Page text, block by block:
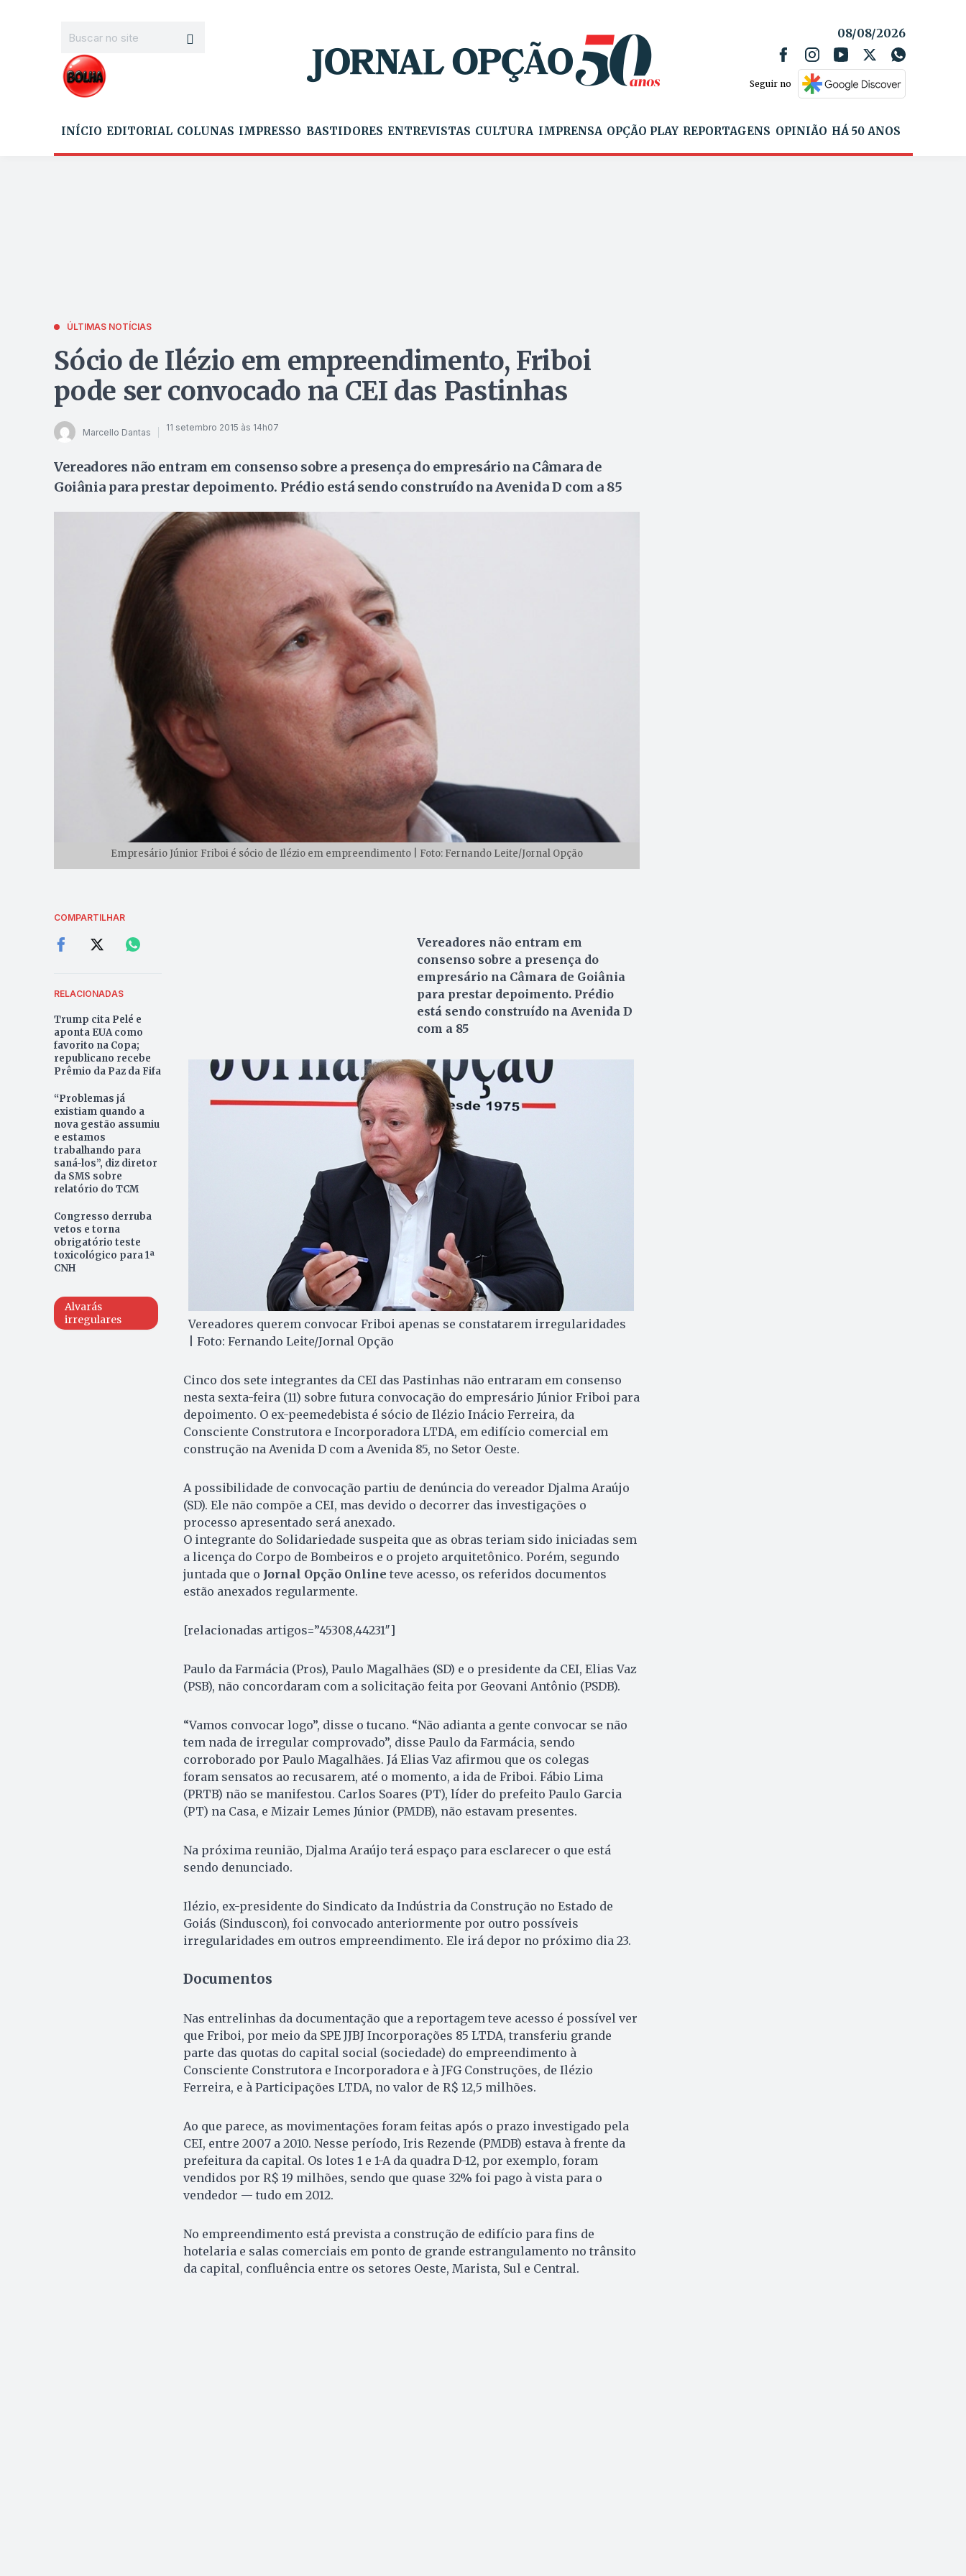
08/08/2026
Seguir no
INÍCIO EDITORIAL COLUNAS IMPRESSO BASTIDORES ENTREVISTAS CULTURA IMPRENSA OPÇÃO PLAY REPORTAGENS OPINIÃO HÁ 50 ANOS
ÚLTIMAS NOTÍCIAS
Sócio de Ilézio em empreendimento, Friboi
pode ser convocado na CEI das Pastinhas
Marcello Dantas 11 setembro 2015 às 14h07
Vereadores não entram em consenso sobre a presença do empresário na Câmara de
Goiânia para prestar depoimento. Prédio está sendo construído na Avenida D com a 85
Empresário Júnior Friboi é sócio de Ilézio em empreendimento | Foto: Fernando Leite/Jornal Opção
COMPARTILHAR
RELACIONADAS
Trump cita Pelé e
aponta EUA como
favorito na Copa;
republicano recebe
Prêmio da Paz da Fifa
“Problemas já
existiam quando a
nova gestão assumiu
e estamos
trabalhando para
saná-los”, diz diretor
da SMS sobre
relatório do TCM
Congresso derruba
vetos e torna
obrigatório teste
toxicológico para 1ª
CNH
Alvarás
irregulares
Vereadores não entram em
consenso sobre a presença do
empresário na Câmara de Goiânia
para prestar depoimento. Prédio
está sendo construído na Avenida D
com a 85
Vereadores querem convocar Friboi apenas se constatarem irregularidades
| Foto: Fernando Leite/Jornal Opção
Cinco dos sete integrantes da CEI das Pastinhas não entraram em consenso
nesta sexta-feira (11) sobre futura convocação do empresário Júnior Friboi para
depoimento. O ex-peemedebista é sócio de Ilézio Inácio Ferreira, da
Consciente Construtora e Incorporadora LTDA, em edifício comercial em
construção na Avenida D com a Avenida 85, no Setor Oeste.
A possibilidade de convocação partiu de denúncia do vereador Djalma Araújo
(SD). Ele não compõe a CEI, mas devido o decorrer das investigações o
processo apresentado será anexado.
O integrante do Solidariedade suspeita que as obras teriam sido iniciadas sem
a licença do Corpo de Bombeiros e o projeto arquitetônico. Porém, segundo
juntada que o Jornal Opção Online teve acesso, os referidos documentos
estão anexados regularmente.
[relacionadas artigos=”45308,44231″]
Paulo da Farmácia (Pros), Paulo Magalhães (SD) e o presidente da CEI, Elias Vaz
(PSB), não concordaram com a solicitação feita por Geovani Antônio (PSDB).
“Vamos convocar logo”, disse o tucano. “Não adianta a gente convocar se não
tem nada de irregular comprovado”, disse Paulo da Farmácia, sendo
corroborado por Paulo Magalhães. Já Elias Vaz afirmou que os colegas
foram sensatos ao recusarem, até o momento, a ida de Friboi. Fábio Lima
(PRTB) não se manifestou. Carlos Soares (PT), líder do prefeito Paulo Garcia
(PT) na Casa, e Mizair Lemes Júnior (PMDB), não estavam presentes.
Na próxima reunião, Djalma Araújo terá espaço para esclarecer o que está
sendo denunciado.
Ilézio, ex-presidente do Sindicato da Indústria da Construção no Estado de
Goiás (Sinduscon), foi convocado anteriormente por outro possíveis
irregularidades em outros empreendimento. Ele irá depor no próximo dia 23.
Documentos
Nas entrelinhas da documentação que a reportagem teve acesso é possível ver
que Friboi, por meio da SPE JJBJ Incorporações 85 LTDA, transferiu grande
parte das quotas do capital social (sociedade) do empreendimento à
Consciente Construtora e Incorporadora e à JFG Construções, de Ilézio
Ferreira, e à Participações LTDA, no valor de R$ 12,5 milhões.
Ao que parece, as movimentações foram feitas após o prazo investigado pela
CEI, entre 2007 a 2010. Nesse período, Iris Rezende (PMDB) estava à frente da
prefeitura da capital. Os lotes 1 e 1-A da quadra D-12, por exemplo, foram
vendidos por R$ 19 milhões, sendo que quase 32% foi pago à vista para o
vendedor — tudo em 2012.
No empreendimento está prevista a construção de edifício para fins de
hotelaria e salas comerciais em ponto de grande estrangulamento no trânsito
da capital, confluência entre os setores Oeste, Marista, Sul e Central.